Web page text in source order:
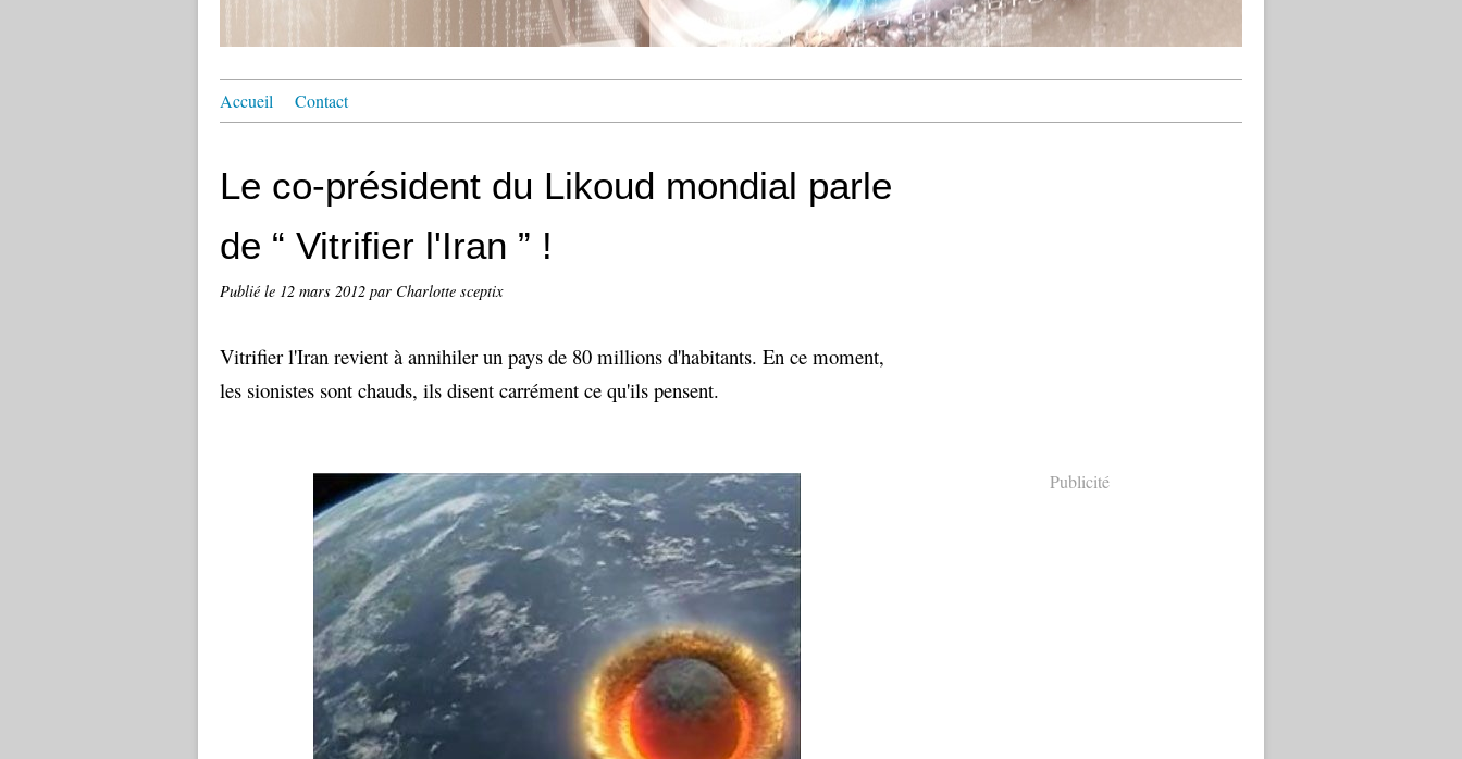
Accueil Contact
Le co-président du Likoud mondial parle
de “ Vitrifier l'Iran ” !
Publié le 12 mars 2012 par Charlotte sceptix
Vitrifier l'Iran revient à annihiler un pays de 80 millions d'habitants. En ce moment,
les sionistes sont chauds, ils disent carrément ce qu'ils pensent.
Publicité